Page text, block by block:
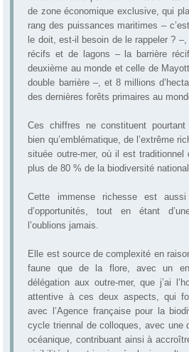
de zone économique exclusive, qui
rang des puissances maritimes –
le doit, est-il besoin de le rappeler ?
récifs et de lagons – la barrière
deuxième au monde et celle de
double barrière –, et 8 millions
des dernières forêts primaires au
Ces chiffres ne constituent pourtant
bien qu’emblématique, de l’extrême
située outre-mer, où il est traditionnel
plus de 80 % de la biodiversité
Cette immense richesse est
d’opportunités, tout en étant
l’oublions jamais.
Elle est source de complexité en
faune que de la flore, avec un
délégation aux outre-mer, que j’ai
attentive à ces deux aspects, qui
avec l’Agence française pour la
cycle triennal de colloques, avec une
océanique, contribuant ainsi à